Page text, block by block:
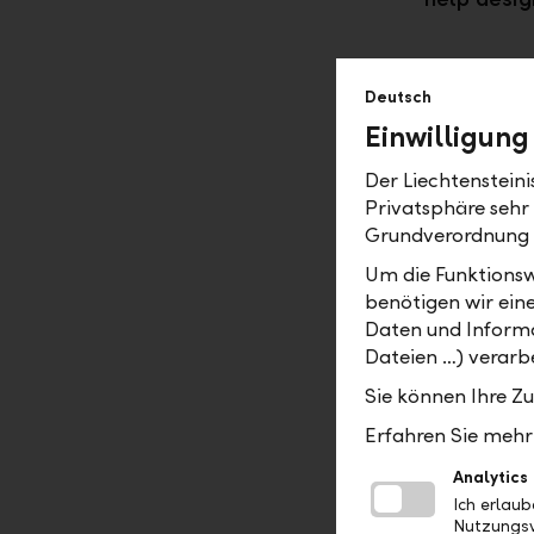
Your
We
advisor
and fund
team.
prices,
market
until 6
10 p.m.
Deutsch
Der
Privatsphäre
Grundverordnung
Um die
benötigen wir
Daten und
Dateien …)
Sie können Ihre
Erfahren Sie
Analytics
Ich